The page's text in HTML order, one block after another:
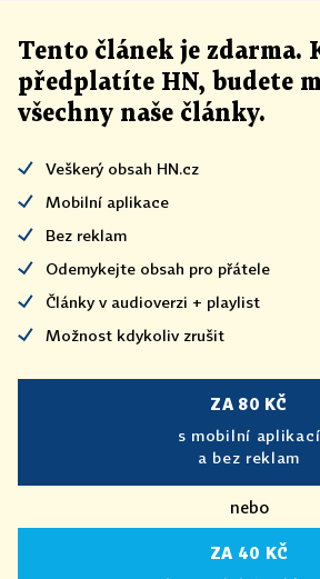
Tento článek je zdarma.
předplatíte HN, budete
všechny naše články.
Veškerý obsah HN.cz
Mobilní aplikace
Bez reklam
Odemykejte obsah pro přátele
Články v audioverzi + playlist
Možnost kdykoliv zrušit
ZA 80 KČ
s mobilní aplikací
a bez reklam
nebo
ZA 40 KČ